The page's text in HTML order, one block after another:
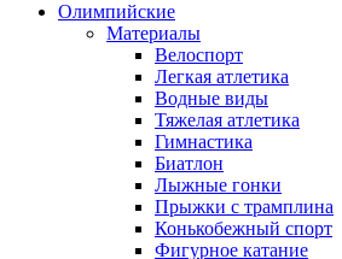
Олимпийские
Материалы
Велоспорт
Легкая атлетика
Водные виды
Тяжелая атлетика
Гимнастика
Биатлон
Лыжные гонки
Прыжки с трамплина
Конькобежный спорт
Фигурное катание